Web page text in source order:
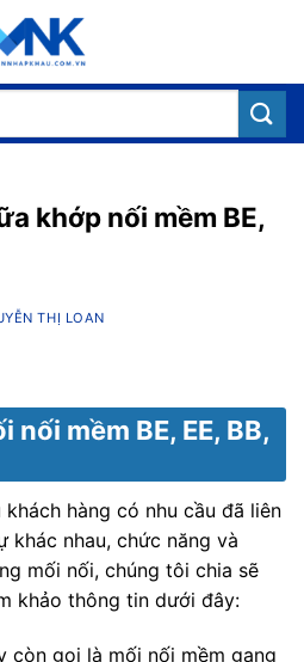
khớp nối mềm BE,
THỊ LOAN
nối mềm BE, EE, BB,
hàng có nhu cầu đã liên
khác nhau, chức năng và
mối nối, chúng tôi chia sẽ
khảo thông tin dưới đây:
còn gọi là mối nối mềm gang